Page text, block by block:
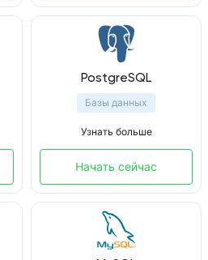
PostgreSQL
Базы данных
Узнать больше
Начать сейчас